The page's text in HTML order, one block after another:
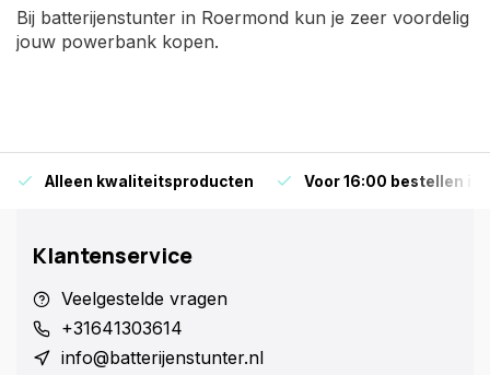
Bij batterijenstunter in Roermond kun je zeer voordelig
jouw powerbank kopen.
Alleen kwaliteitsproducten Voor 16:00 bestellen is
Klantenservice
Veelgestelde vragen
+31641303614
info@batterijenstunter.nl